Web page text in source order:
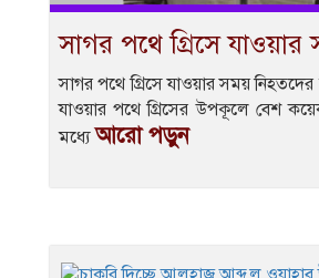
সাগর পথে গ্রিসে
সাগর পথে গ্রিসে যাওয়ার সময়
যাওয়ার পথে গ্রিসের উপকূলে বেশ
মধ্যে আরো পড়ুন